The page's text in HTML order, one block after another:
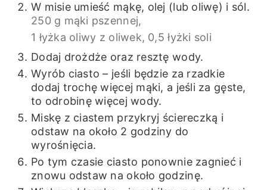
W misie umieść mąkę, olej (lub oliwę) i sól.
250 g mąki pszennej,
1 łyżka oliwy z oliwek, 0,5 łyżki soli
Dodaj drożdże oraz resztę wody.
Wyrób ciasto – jeśli będzie za rzadkie
dodaj trochę więcej mąki, a jeśli za gęste,
to odrobinę więcej wody.
Miskę z ciastem przykryj ściereczką i
odstaw na około 2 godziny do
wyrośnięcia.
Po tym czasie ciasto ponownie zagnieć i
znowu odstaw na około godzinę.